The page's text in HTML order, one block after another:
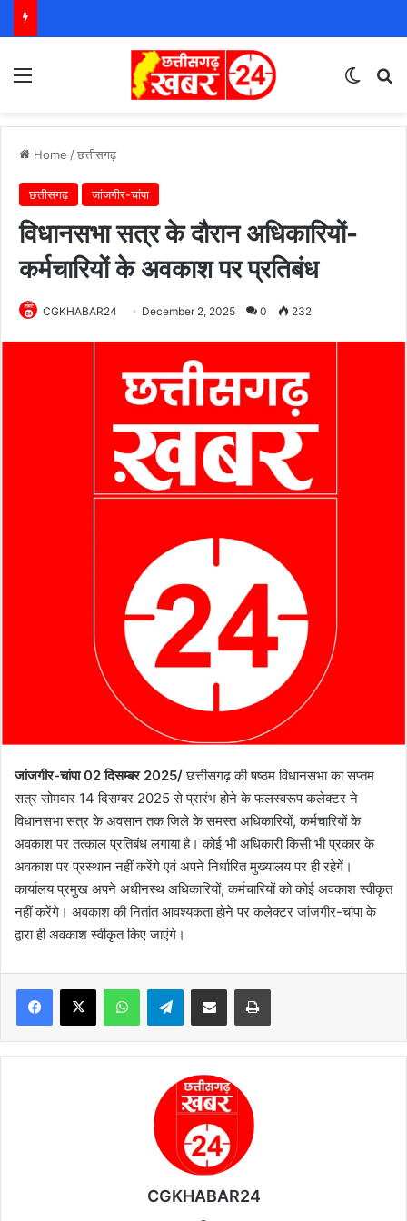
Home /छत्तीसगढ़
छत्तीसगढ़ जांजगीर-चांपा
विधानसभा सत्र के दौरान अधिकारियों-
कर्मचारियों के अवकाश पर प्रतिबंध
CGKHABAR24 December 2, 2025 0 232
जांजगीर-चांपा 02 दिसम्बर 2025/छत्तीसगढ़ की षष्ठम विधानसभा का सप्तम
सत्र सोमवार 14 दिसम्बर 2025 से प्रारंभ होने के फलस्वरूप कलेक्टर ने
विधानसभा सत्र के अवसान तक जिले के समस्त अधिकारियों, कर्मचारियों के
अवकाश पर तत्काल प्रतिबंध लगाया है। कोई भी अधिकारी किसी भी प्रकार के
अवकाश पर प्रस्थान नहीं करेंगे एवं अपने निर्धारित मुख्यालय पर ही रहेगें।
कार्यालय प्रमुख अपने अधीनस्थ अधिकारियों, कर्मचारियों को कोई अवकाश स्वीकृत
नहीं करेंगे। अवकाश की नितांत आवश्यकता होने पर कलेक्टर जांजगीर-चांपा के
द्वारा ही अवकाश स्वीकृत किए जाएंगे।
Telegram
CGKHABAR24